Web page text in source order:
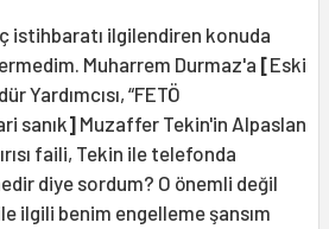
istihbaratı ilgilendiren konuda
Muharrem Durmaz'a [Eski
Yardımcısı, “FETÖ
sanık] Muzaffer Tekin'in Alpaslan
faili, Tekin ile telefonda
diye sordum? O önemli değil
ilgili benim engelleme şansım